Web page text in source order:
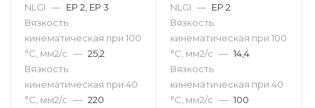
NLGI — EP 2, EP 3
Вязкость
кинематическая при 100
°С, мм2/с — 25,2
Вязкость
кинематическая при 40
°С, мм2/с — 220
NLGI — EP 2
Вязкость
кинематическая при 100
°С, мм2/с — 14,4
Вязкость
кинематическая при 40
°С, мм2/с — 100